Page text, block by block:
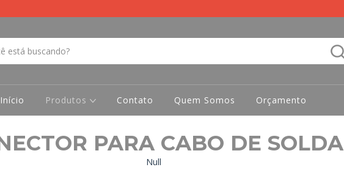
Início Produtos Contato Quem Somos Orçamento
PARA CABO DE SOLDA
Null